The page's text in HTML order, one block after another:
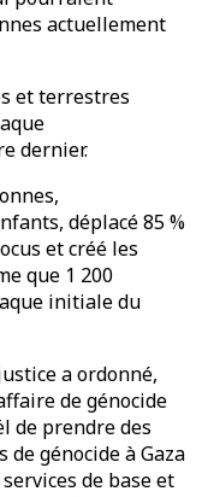
actuellement
et terrestres
dernier.
déplacé 85 %
et créé les
que 1 200
initiale du
a ordonné,
de génocide
de prendre des
génocide à Gaza
de base et